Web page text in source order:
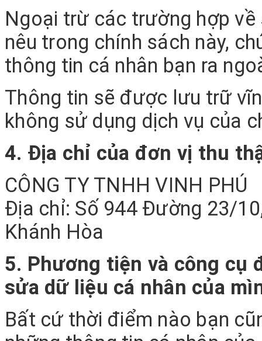
Ngoại trừ các trường hợp
nêu trong chính sách này,
thông tin cá nhân bạn ra
Thông tin sẽ được lưu trữ
không sử dụng dịch vụ của
4. Địa chỉ của đơn vị thu
CÔNG TY TNHH VINH PHÚ
Địa chỉ: Số 944 Đường 23/
Khánh Hòa
5. Phương tiện và công cụ
sửa dữ liệu cá nhân của
Bất cứ thời điểm nào bạn